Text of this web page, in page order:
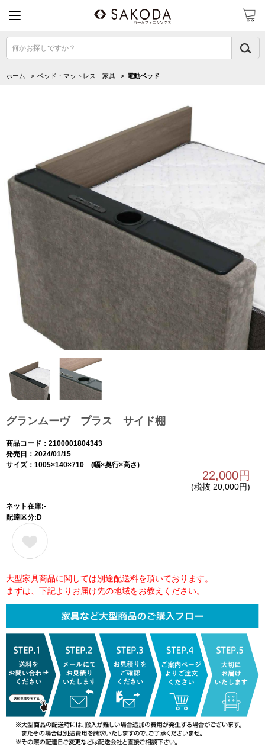
何かお探しですか？
ホーム > ベッド・マットレス 家具 > 電動ベッド
グランムーヴ プラス サイド棚
商品コード：2100001804343
発売日：2024/01/15
サイズ：1005×140×710 (幅×奥行×高さ)
22,000円
(税抜 20,000円)
ネット在庫:-
配達区分:D
大型家具商品に関しては別途配送料を頂いております。
まずは、下記よりお届け先の地域をお教えください。